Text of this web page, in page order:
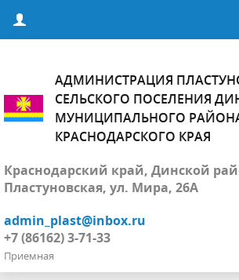
АДМИНИСТРАЦИЯ
СЕЛЬСКОГО ПОСЕЛЕНИЯ
МУНИЦИПАЛЬНОГО
КРАСНОДАРСКОГО КРАЯ
Краснодарский край, Динской
Пластуновская, ул. Мира, 26А
admin_plast@inbox.ru
+7 (86162) 3-71-33
Приемная